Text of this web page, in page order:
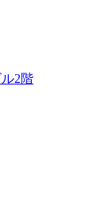
2階